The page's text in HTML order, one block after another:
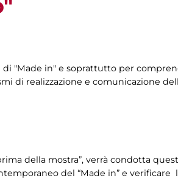
"Made in" e soprattutto per
di realizzazione e comunicazione
della mostra”, verrà condotta
del “Made in” e verificare